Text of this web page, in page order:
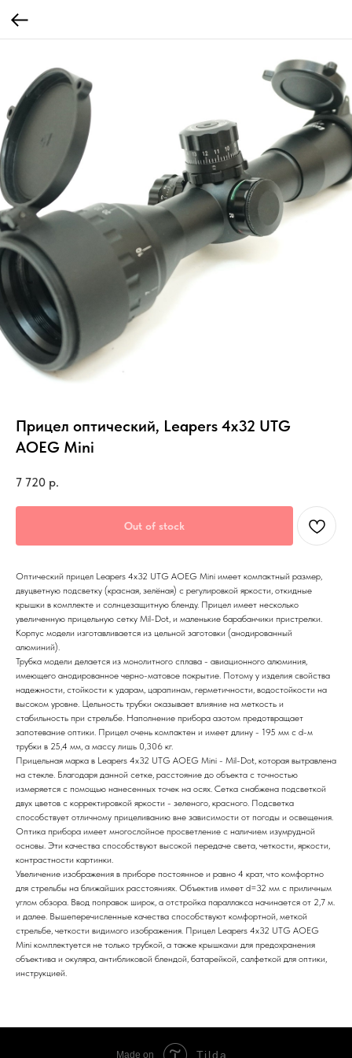
Прицел оптический, Leapers 4x32 UTG
AOEG Mini
7 720 р.
Out of stock
Оптический прицел Leapers 4x32 UTG AOEG Mini имеет компактный размер,
двуцветную подсветку (красная, зелёная) с регулировкой яркости, откидные
крышки в комплекте и солнцезащитную бленду. Прицел имеет несколько
увеличенную прицельную сетку Mil-Dot, и маленькие барабанчики пристрелки.
Корпус модели изготавливается из цельной заготовки (анодированный
алюминий).
Трубка модели делается из монолитного сплава - авиационного алюминия,
имеющего анодированное черно-матовое покрытие. Потому у изделия свойства
надежности, стойкости к ударам, царапинам, герметичности, водостойкости на
высоком уровне. Цельность трубки оказывает влияние на меткость и
стабильность при стрельбе. Наполнение прибора азотом предотвращает
запотевание оптики. Прицел очень компактен и имеет длину - 195 мм с d-м
трубки в 25,4 мм, а массу лишь 0,306 кг.
Прицельная марка в Leapers 4x32 UTG AOEG Mini - Mil-Dot, которая вытравлена
на стекле. Благодаря данной сетке, расстояние до объекта с точностью
измеряется с помощью нанесенных точек на осях. Сетка снабжена подсветкой
двух цветов с корректировкой яркости - зеленого, красного. Подсветка
способствует отличному прицеливанию вне зависимости от погоды и освещения.
Оптика прибора имеет многослойное просветление с наличием изумрудной
основы. Эти качества способствуют высокой передаче света, четкости, яркости,
контрастности картинки.
Увеличение изображения в приборе постоянное и равно 4 крат, что комфортно
для стрельбы на ближайших расстояниях. Объектив имеет d=32 мм с приличным
углом обзора. Ввод поправок широк, а отстройка параллакса начинается от 2,7 м.
и далее. Вышеперечисленные качества способствуют комфортной, меткой
стрельбе, четкости видимого изображения. Прицел Leapers 4x32 UTG AOEG
Mini комплектуется не только трубкой, а также крышками для предохранения
объектива и окуляра, антибликовой блендой, батарейкой, салфеткой для оптики,
инструкцией.
Made on Tilda